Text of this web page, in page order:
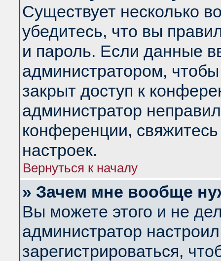
Существует несколько
убедитесь, что вы
и пароль. Если данные
администратором,
закрыт доступ к
администратор
конференции,
настроек.
Вернуться к началу
» Зачем мне вообще
Вы можете этого и не
администратор
зарегистрироваться,